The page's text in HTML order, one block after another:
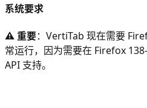
系统要求
⚠️ 重要：VertiTab 现在需要
常运行，因为需要在 Firefox
API 支持。